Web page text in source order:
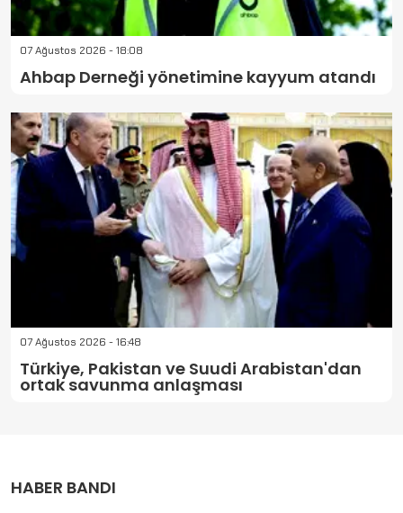
07 Ağustos 2026 - 18:08
Ahbap Derneği yönetimine kayyum atandı
07 Ağustos 2026 - 16:48
Türkiye, Pakistan ve Suudi Arabistan'dan
ortak savunma anlaşması
HABER BANDI